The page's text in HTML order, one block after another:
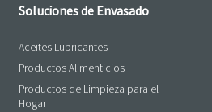
Soluciones de Envasado
Aceites Lubricantes
Productos Alimenticios
Productos de Limpieza para el
Hogar